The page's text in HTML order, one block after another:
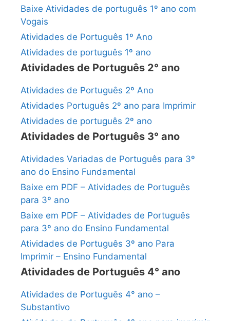
Baixe Atividades de português 1º ano com
Vogais
Atividades de Português 1º Ano
Atividades de português 1º ano
Atividades de Português 2° ano
Atividades de Português 2º Ano
Atividades Português 2º ano para Imprimir
Atividades de português 2º ano
Atividades de Português 3° ano
Atividades Variadas de Português para 3º
ano do Ensino Fundamental
Baixe em PDF – Atividades de Português
para 3º ano
Baixe em PDF – Atividades de Português
para 3º ano do Ensino Fundamental
Atividades de Português 3º ano Para
Imprimir – Ensino Fundamental
Atividades de Português 4° ano
Atividades de Português 4° ano –
Substantivo